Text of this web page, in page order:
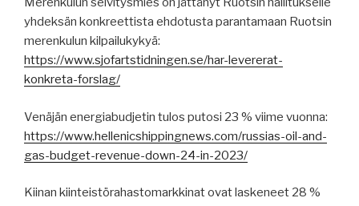
yhdeksän konkreettista ehdotusta parantamaan Ruotsin
merenkulun kilpailukykyä:
https://www.sjofartstidningen.se/har-levererat-
konkreta-forslag/
Venäjän energiabudjetin tulos putosi 23 % viime vuonna:
https://www.hellenicshippingnews.com/russias-oil-and-
gas-budget-revenue-down-24-in-2023/
Kiinan kiinteistörahastomarkkinat ovat laskeneet 28 %